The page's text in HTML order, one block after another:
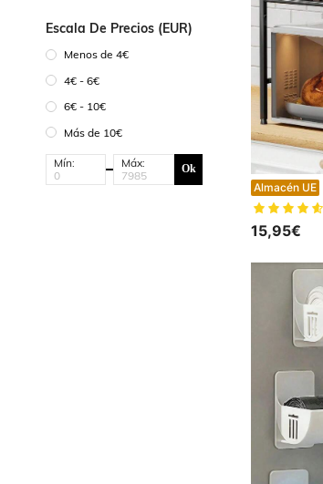
Escala De Precios (EUR)
Menos de 4€
4€ - 6€
6€ - 10€
Más de 10€
Mín: Máx: Ok
Almacén UE
15,95€